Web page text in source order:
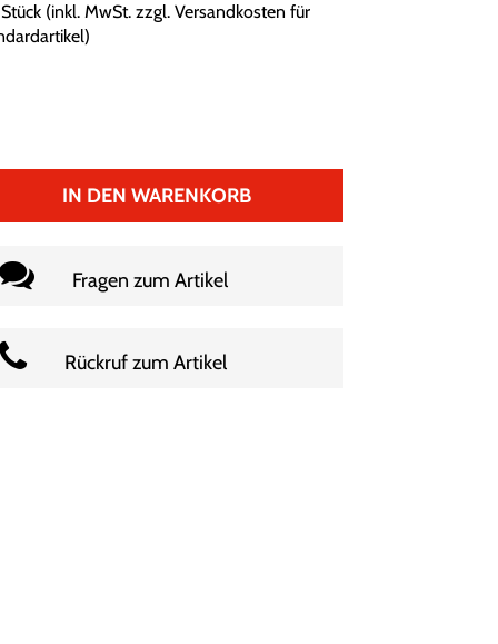
(inkl. MwSt. zzgl. Versandkosten für
)
IN DEN WARENKORB
Fragen zum Artikel
Rückruf zum Artikel